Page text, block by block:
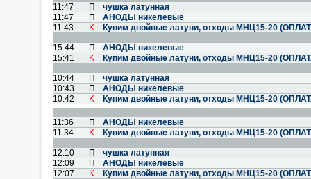
11:47 П
чушка латунная
11:47
П
АНОДЫ никелевые
11:43
K Купим двойные латуни, отходы МНЦ15-20
15:44 П
АНОДЫ никелевые
15:41
K Купим двойные латуни, отходы МНЦ15-20
10:44 П
чушка латунная
10:43
П
АНОДЫ никелевые
10:42
K Купим двойные латуни, отходы МНЦ15-20
11:36 П
АНОДЫ никелевые
11:34
K Купим двойные латуни, отходы МНЦ15-20
12:10 П
чушка латунная
12:09
П
АНОДЫ никелевые
12:07
K Купим двойные латуни, отходы МНЦ15-20